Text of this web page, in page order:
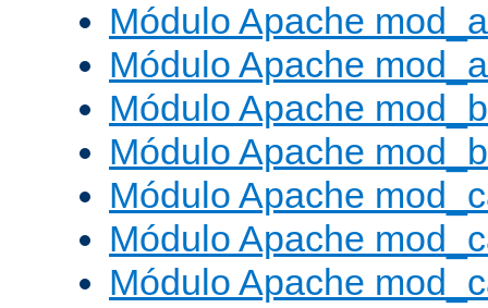
Módulo Apache
Módulo Apache
Módulo Apache
Módulo Apache
Módulo Apache
Módulo Apache
Módulo Apache